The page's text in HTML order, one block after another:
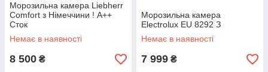
Морозильна камера Liebherr
Comfort з Німеччини ! А++
Сток
Немає в наявності
8 500 ₴
Морозильна камера
Electrolux EU 8292 З
Немає в наявності
7 999 ₴